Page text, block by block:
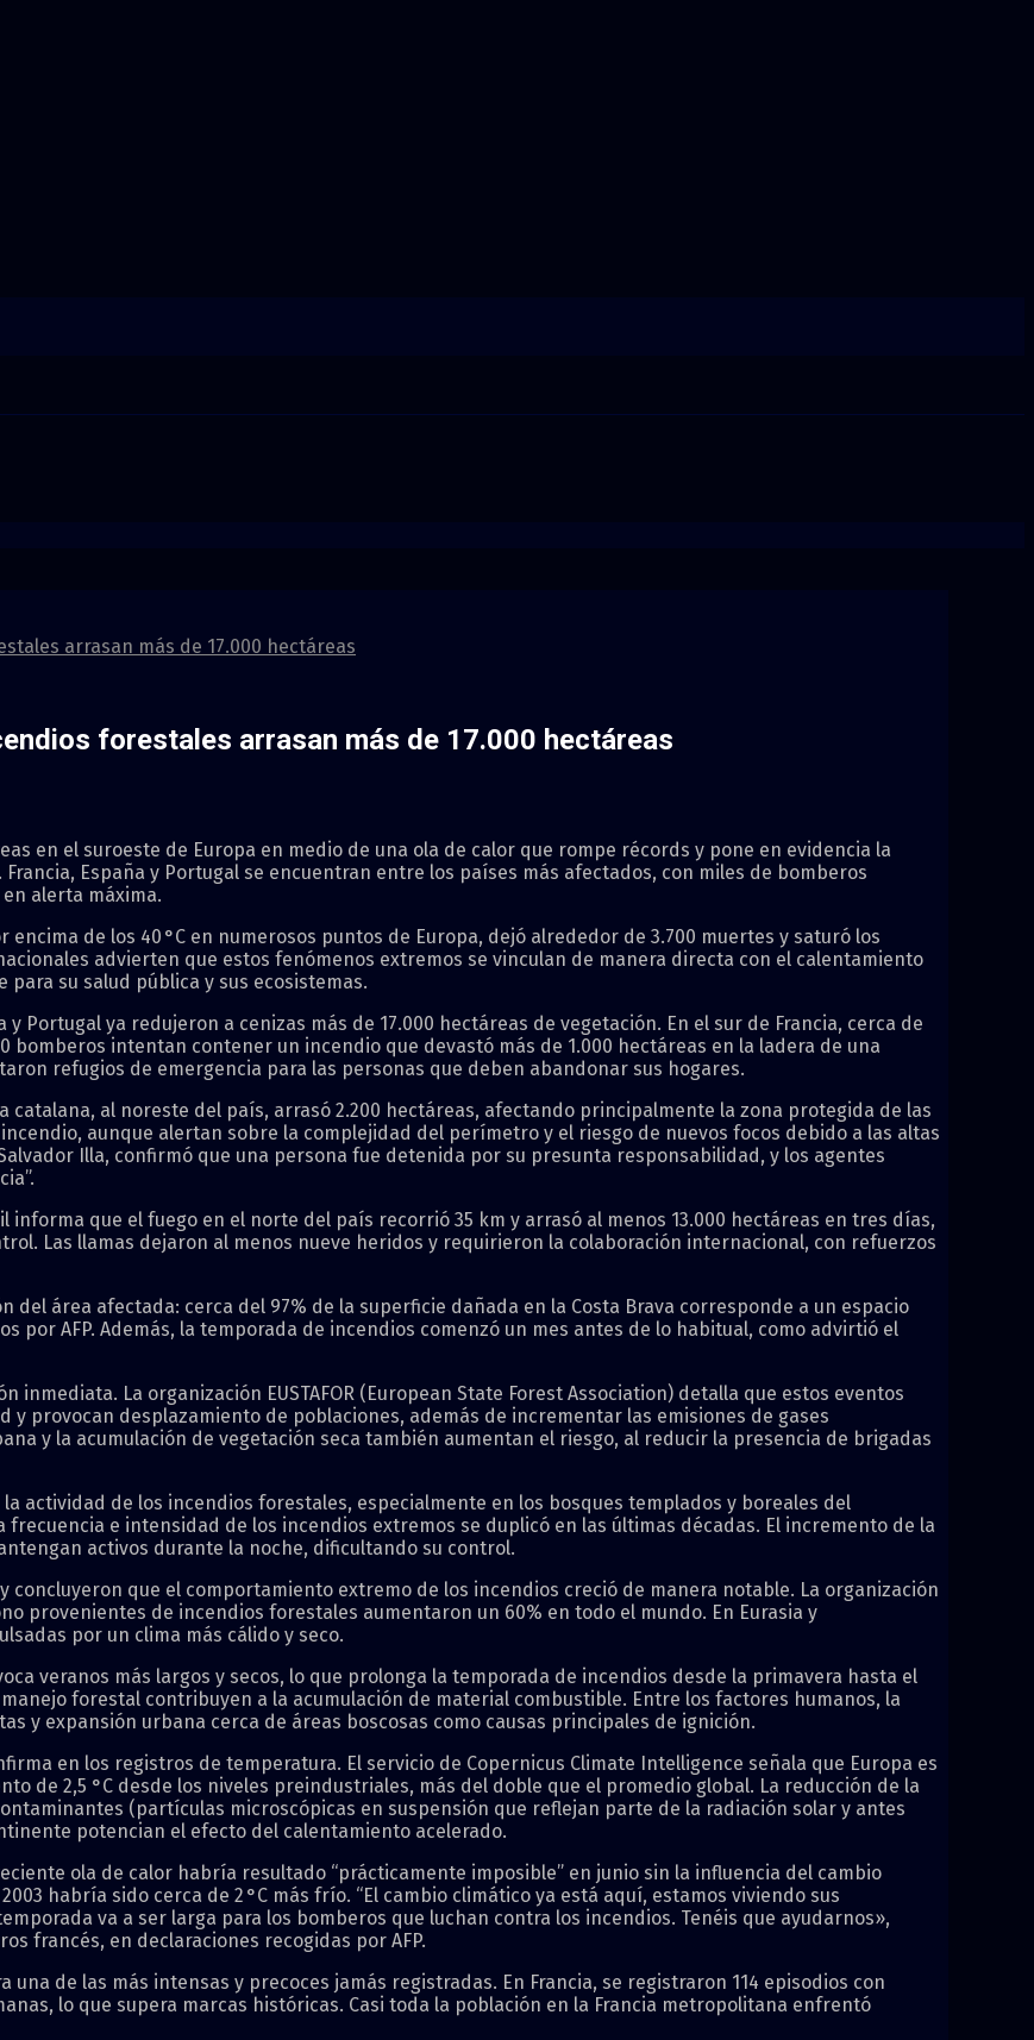
arrasan más de 17.000 hectáreas
forestales arrasan más de 17.000 hectáreas
en el suroeste de Europa en medio de una ola de calor que rompe récords y pone en evidencia la
España y Portugal se encuentran entre los países más afectados, con miles de bomberos
alerta máxima.
de los 40 °C en numerosos puntos de Europa, dejó alrededor de 3.700 muertes y saturó los
advierten que estos fenómenos extremos se vinculan de manera directa con el calentamiento
su salud pública y sus ecosistemas.
Portugal ya redujeron a cenizas más de 17.000 hectáreas de vegetación. En el sur de Francia, cerca de
bomberos intentan contener un incendio que devastó más de 1.000 hectáreas en la ladera de una
refugios de emergencia para las personas que deben abandonar sus hogares.
catalana, al noreste del país, arrasó 2.200 hectáreas, afectando principalmente la zona protegida de las
aunque alertan sobre la complejidad del perímetro y el riesgo de nuevos focos debido a las altas
Illa, confirmó que una persona fue detenida por su presunta responsabilidad, y los agentes
que el fuego en el norte del país recorrió 35 km y arrasó al menos 13.000 hectáreas en tres días,
Las llamas dejaron al menos nueve heridos y requirieron la colaboración internacional, con refuerzos
del área afectada: cerca del 97% de la superficie dañada en la Costa Brava corresponde a un espacio
por AFP. Además, la temporada de incendios comenzó un mes antes de lo habitual, como advirtió el
inmediata. La organización EUSTAFOR (European State Forest Association) detalla que estos eventos
provocan desplazamiento de poblaciones, además de incrementar las emisiones de gases
y la acumulación de vegetación seca también aumentan el riesgo, al reducir la presencia de brigadas
actividad de los incendios forestales, especialmente en los bosques templados y boreales del
e intensidad de los incendios extremos se duplicó en las últimas décadas. El incremento de la
activos durante la noche, dificultando su control.
concluyeron que el comportamiento extremo de los incendios creció de manera notable. La organización
provenientes de incendios forestales aumentaron un 60% en todo el mundo. En Eurasia y
por un clima más cálido y seco.
veranos más largos y secos, lo que prolonga la temporada de incendios desde la primavera hasta el
forestal contribuyen a la acumulación de material combustible. Entre los factores humanos, la
y expansión urbana cerca de áreas boscosas como causas principales de ignición.
en los registros de temperatura. El servicio de Copernicus Climate Intelligence señala que Europa es
de 2,5 °C desde los niveles preindustriales, más del doble que el promedio global. La reducción de la
(partículas microscópicas en suspensión que reflejan parte de la radiación solar y antes
potencian el efecto del calentamiento acelerado.
ola de calor habría resultado “prácticamente imposible” en junio sin la influencia del cambio
habría sido cerca de 2 °C más frío. “El cambio climático ya está aquí, estamos viviendo sus
va a ser larga para los bomberos que luchan contra los incendios. Tenéis que ayudarnos»,
francés, en declaraciones recogidas por AFP.
una de las más intensas y precoces jamás registradas. En Francia, se registraron 114 episodios con
lo que supera marcas históricas. Casi toda la población en la Francia metropolitana enfrentó